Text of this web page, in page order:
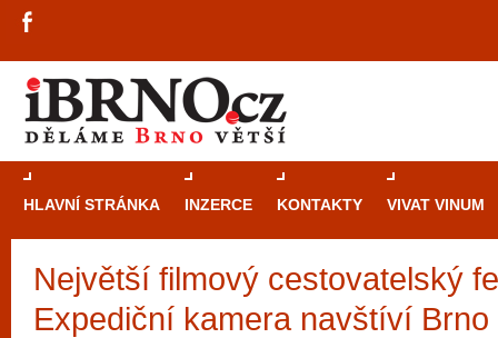
HLAVNÍ STRÁNKA INZERCE KONTAKTY VIVAT VINUM
Největší filmový cestovatelský
Expediční kamera navštíví Brno
Průvodce
Brně: Od